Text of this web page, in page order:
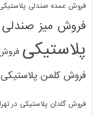
فروش عمده صندلی
فروش میز صندلی
پلاستیکی فروش
فروش کلمن پلاستیکی
فروش گلدان پلاستیکی در